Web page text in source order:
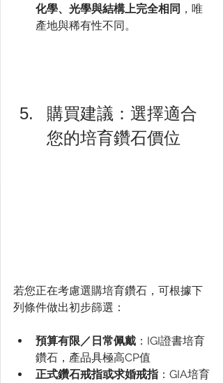
化學、光學與結構上完全相同 ，唯
產地與稀有性不同。
購買建議：選擇適合
您的培育鑽石價位
若您正在考慮選購培育鑽石，可根據下
列條件做出初步篩選：
預算有限／日常佩戴 ：IGI證書培育
鑽石，產品具極高CP值
正式鑽石戒指或求婚戒指 ：GIA培育